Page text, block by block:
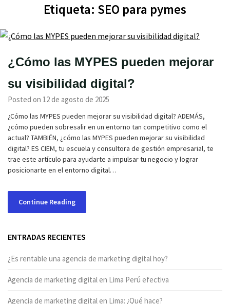
Etiqueta: SEO para pymes
¿Cómo las MYPES pueden mejorar
su visibilidad digital?
Posted on 12 de agosto de 2025
¿Cómo las MYPES pueden mejorar su visibilidad digital? ADEMÁS,
¿cómo pueden sobresalir en un entorno tan competitivo como el
actual? TAMBIÉN, ¿cómo las MYPES pueden mejorar su visibilidad
digital? ES CIEM, tu escuela y consultora de gestión empresarial, te
trae este artículo para ayudarte a impulsar tu negocio y lograr
posicionarte en el entorno digital…
Continue Reading
ENTRADAS RECIENTES
¿Es rentable una agencia de marketing digital hoy?
Agencia de marketing digital en Lima Perú efectiva
Agencia de marketing digital en Lima: ¿Qué hace?